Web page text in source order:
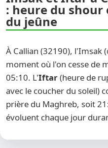
: heure du
du jeûne
À Callian (32190), l'Imsak
moment où l'on cesse de
05:10. L'Iftar(heure de
avec le coucher du soleil)
prière du Maghreb, soit
évoluent chaque jour